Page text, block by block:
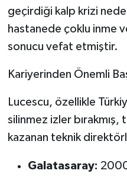
geçirdiği kalp krizi
hastanede çoklu inme
sonucu vefat etmiştir.
Kariyerinden Önemli
Lucescu, özellikle
silinmez izler bırakmış,
kazanan teknik
Galatasaray: